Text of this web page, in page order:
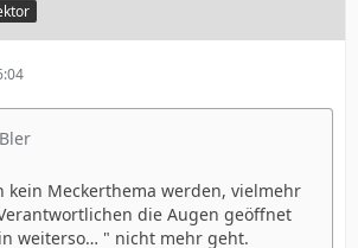
kein Meckerthema werden, vielmehr
die Augen geöffnet
weiterso… " nicht mehr geht.